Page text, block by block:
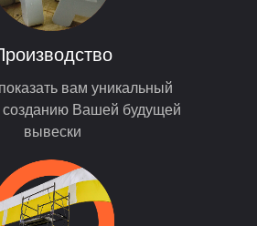
вам уникальный
созданию Вашей будущей
вывески